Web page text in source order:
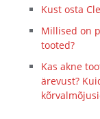
Kust osta
Millised on
tooted?
Kas akne
ärevust?